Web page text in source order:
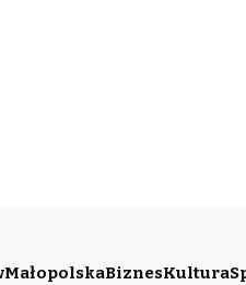
MałopolskaBiznesKultura